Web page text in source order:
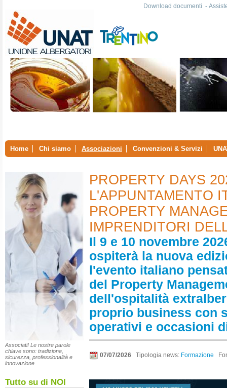
Download documenti -
Home Chi siamo Associazioni Convenzioni & Servizi
Associati! Le nostre parole
chiave sono: tradizione,
sicurezza, professionalità e
innovazione
Tutto su di NOI
PROPERTY DAYS
L'APPUNTAMENTO
PROPERTY
IMPRENDITORI
Il 9 e 10 novembre
ospiterà la nuova
l'evento italiano
del Property
dell'ospitalità
proprio business con
operativi e occasioni
07/07/2026 Tipologia news: Formazione